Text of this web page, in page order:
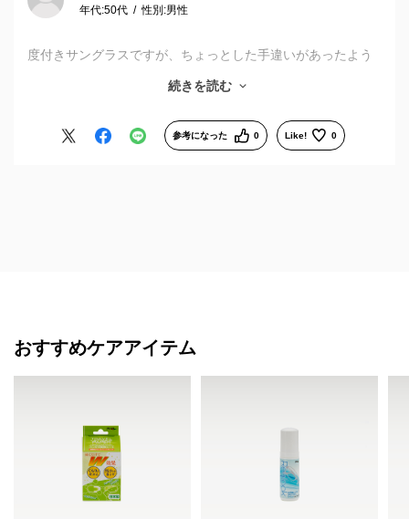
年代:50代 性別:男性
度付きサングラスですが、ちょっとした手違いがあったよう
面倒なのでそのままにしようかとも思ったのですが、念のため
サービスの印象は良くなりました。
商品は最初のイメージ通りとなり、概ね満足です。
続きを読む
参考になった 0 Like! 0
おすすめケアアイテム